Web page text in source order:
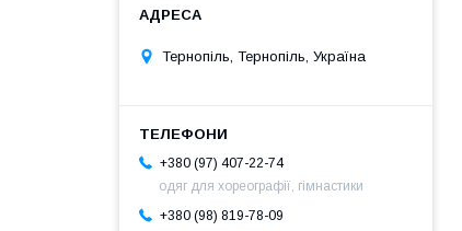
Тернопіль, Тернопіль, Україна
+380 (97) 407-22-74
одяг для хореографії, гімнастики
+380 (98) 819-78-09